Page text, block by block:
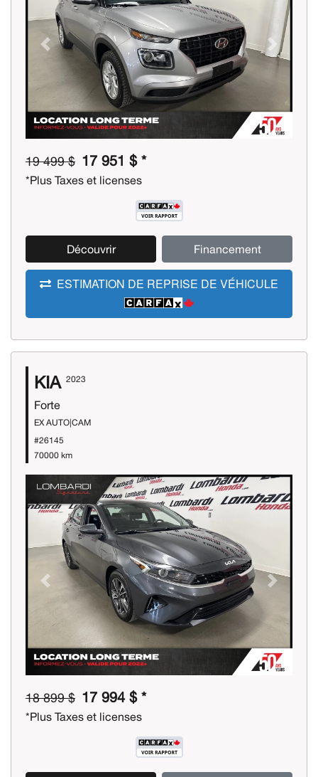
Previous Next
19 499 $ 17 951 $ *
*Plus Taxes et licenses
Découvrir Financement
ESTIMATION DE REPRISE DE VÉHICULE
KIA 2023
Forte
EX AUTO|CAM
#26145
70000 km
Previous Next
18 899 $ 17 994 $ *
*Plus Taxes et licenses